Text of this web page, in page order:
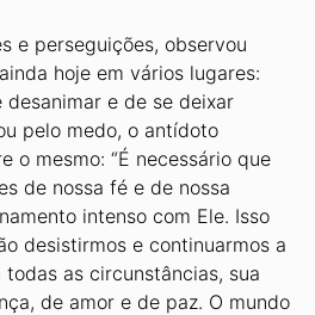
e perseguições, observou
hoje em vários lugares:
e de se deixar
pelo medo, o antídoto
o mesmo: “É necessário que
de nossa fé e de nossa
intenso com Ele. Isso
desistirmos e continuarmos a
as circunstâncias, sua
de amor e de paz. O mundo